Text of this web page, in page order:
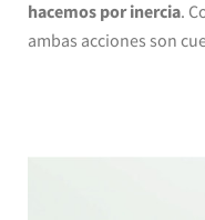
hacemos por inercia.
ambas acciones son